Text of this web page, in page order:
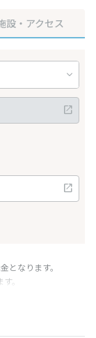
設・アクセス
となります。
。
更新されます。最